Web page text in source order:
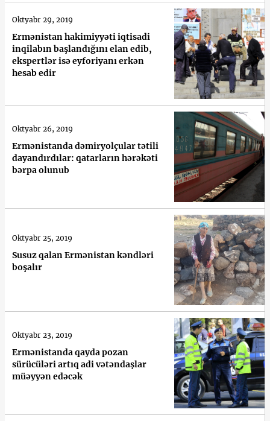
Ermənistan hakimiyyəti iqtisadi
inqilabın başlandığını elan edib,
ekspertlər isə eyforiyanı erkən
hesab edir
Oktyabr 29, 2019
Ermənistanda dəmiryolçular tətili
dayandırdılar: qatarların hərəkəti
bərpa olunub
Oktyabr 26, 2019
Susuz qalan Ermənistan kəndləri
boşalır
Oktyabr 25, 2019
Ermənistanda qayda pozan
sürücüləri artıq adi vətəndaşlar
müəyyən edəcək
Oktyabr 23, 2019